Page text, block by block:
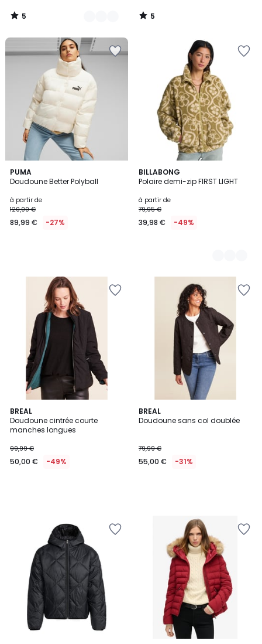
5
/
5
/
PUMA
Doudoune Better Polyball
à partir de
120,00 €
89,99 € -27%
BILLABONG
Polaire demi-zip FIRST LIGHT
à partir de
79,95 €
39,98 € -49%
4
Couleurs
BREAL
Doudoune cintrée courte
manches longues
99,99 €
50,00 € -49%
BREAL
Doudoune sans col doublée
79,99 €
55,00 € -31%